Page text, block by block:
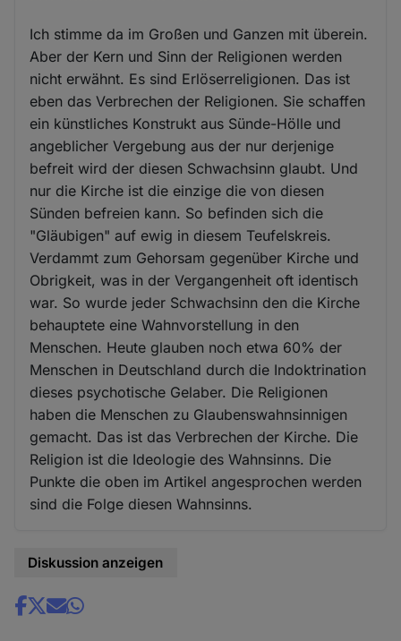
Ich stimme da im Großen und Ganzen mit überein.
Aber der Kern und Sinn der Religionen werden
nicht erwähnt. Es sind Erlöserreligionen. Das ist
eben das Verbrechen der Religionen. Sie schaffen
ein künstliches Konstrukt aus Sünde-Hölle und
angeblicher Vergebung aus der nur derjenige
befreit wird der diesen Schwachsinn glaubt. Und
nur die Kirche ist die einzige die von diesen
Sünden befreien kann. So befinden sich die
"Gläubigen" auf ewig in diesem Teufelskreis.
Verdammt zum Gehorsam gegenüber Kirche und
Obrigkeit, was in der Vergangenheit oft identisch
war. So wurde jeder Schwachsinn den die Kirche
behauptete eine Wahnvorstellung in den
Menschen. Heute glauben noch etwa 60% der
Menschen in Deutschland durch die Indoktrination
dieses psychotische Gelaber. Die Religionen
haben die Menschen zu Glaubenswahnsinnigen
gemacht. Das ist das Verbrechen der Kirche. Die
Religion ist die Ideologie des Wahnsinns. Die
Punkte die oben im Artikel angesprochen werden
sind die Folge diesen Wahnsinns.
Diskussion anzeigen
Share